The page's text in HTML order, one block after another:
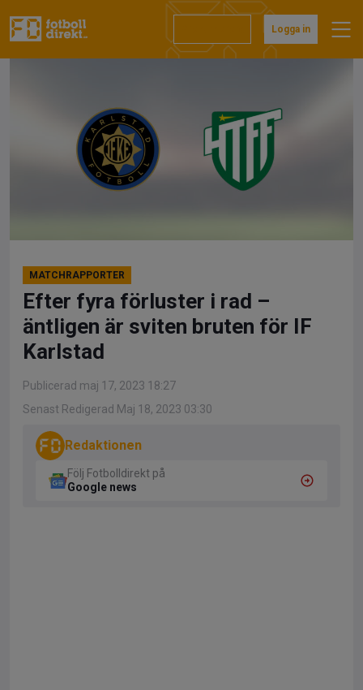
till
Logga in
MATCHRAPPORTER
Efter fyra förluster i rad –
äntligen är sviten bruten för IF
Karlstad
Publicerad maj 17, 2023 18:27
Senast Redigerad Maj 18, 2023 03:30
Redaktionen
Följ Fotbolldirekt på
Google news